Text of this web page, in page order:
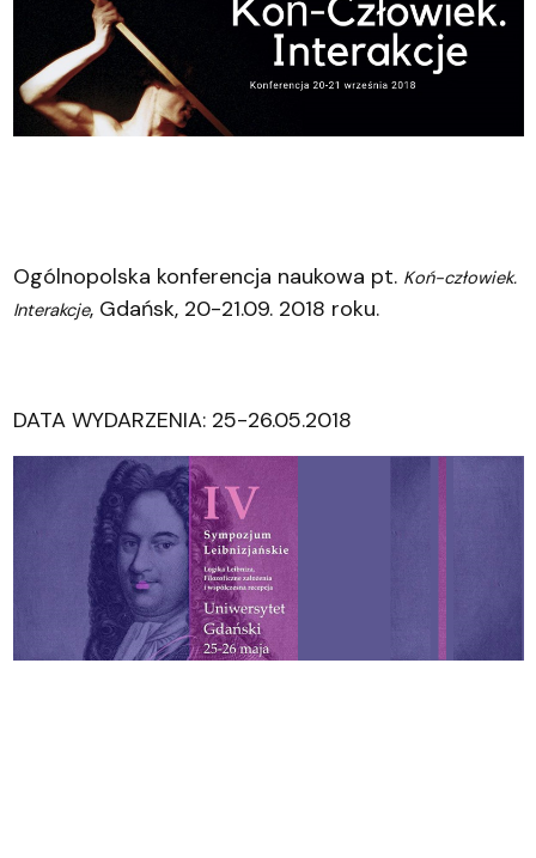
Ogólnopolska konferencja naukowa pt. Koń-człowiek.
Interakcje, Gdańsk, 20-21.09. 2018 roku.
DATA WYDARZENIA: 25-26.05.2018